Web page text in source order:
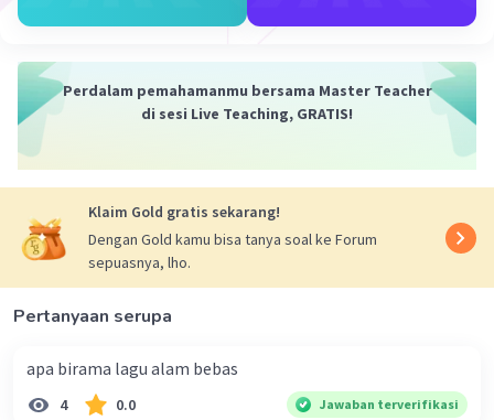
Perdalam pemahamanmu bersama Master Teacher
di sesi Live Teaching, GRATIS!
Klaim Gold gratis sekarang!
Dengan Gold kamu bisa tanya soal ke Forum
sepuasnya, lho.
Pertanyaan serupa
apa birama lagu alam bebas
4 0.0 Jawaban terverifikasi